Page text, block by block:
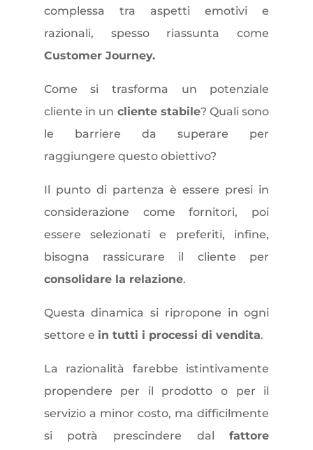
complessa tra aspetti emotivi e
razionali, spesso riassunta come
Customer Journey.
Come si trasforma un potenziale
cliente in un cliente stabile? Quali sono
le barriere da superare per
raggiungere questo obiettivo?
Il punto di partenza è essere presi in
considerazione come fornitori, poi
essere selezionati e preferiti, infine,
bisogna rassicurare il cliente per
consolidare la relazione.
Questa dinamica si ripropone in ogni
settore e in tutti i processi di vendita.
La razionalità farebbe istintivamente
propendere per il prodotto o per il
servizio a minor costo, ma difficilmente
si potrà prescindere dalfattore